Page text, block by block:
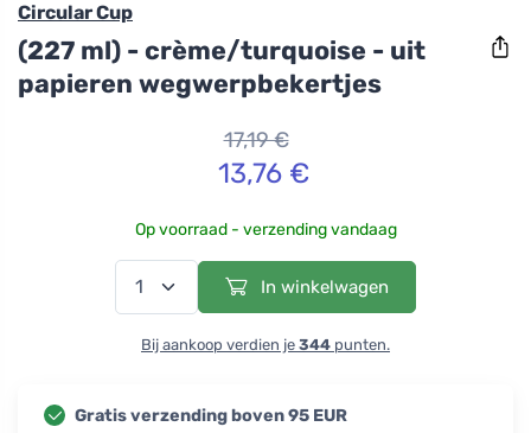
Circular Cup
(227 ml) - crème/turquoise - uit
papieren wegwerpbekertjes
17,19 €
13,76 €
Op voorraad - verzending vandaag
In winkelwagen
Bij aankoop verdien je 344 punten.
Gratis verzending boven 95 EUR